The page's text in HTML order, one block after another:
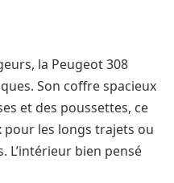
la Peugeot 308
Son coffre spacieux
et des poussettes, ce
pour les longs trajets ou
L’intérieur bien pensé